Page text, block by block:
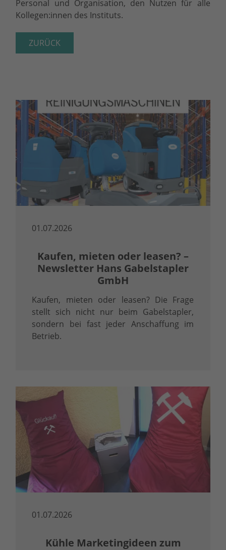
Personal und Organisation, den Nutzen für alle
Kollegen:innen des Instituts.
ZURÜCK
01.07.2026
Kaufen, mieten oder leasen? –
Newsletter Hans Gabelstapler
GmbH
Kaufen, mieten oder leasen? Die Frage
stellt sich nicht nur beim Gabelstapler,
sondern bei fast jeder Anschaffung im
Betrieb.
01.07.2026
Kühle Marketingideen zum